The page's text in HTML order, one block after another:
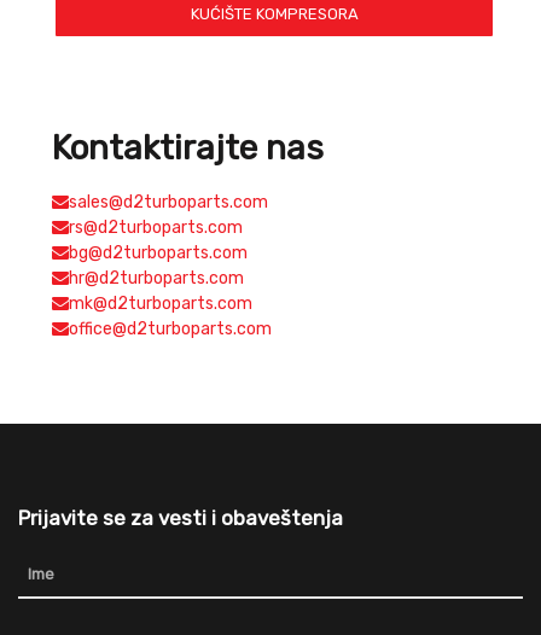
KUĆIŠTE KOMPRESORA
Kontaktirajte nas
sales@d2turboparts.com
rs@d2turboparts.com
bg@d2turboparts.com
hr@d2turboparts.com
mk@d2turboparts.com
office@d2turboparts.com
Prijavite se za vesti i obaveštenja